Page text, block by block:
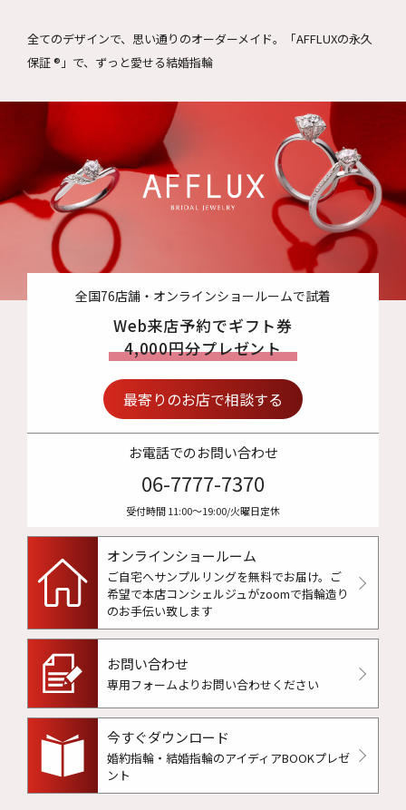
全てのデザインで、思い通りのオーダーメイド。
「AFFLUXの永久
保証 ®」で、ずっと愛せる結婚指輪
全国76店舗・オンラインショールームで試着
Web来店予約でギフト券
4,000円分プレゼント
最寄りのお店で相談する
お電話でのお問い合わせ
06-7777-7370
受付時間 11:00〜19:00/火曜日定休
オンラインショールーム
ご自宅へサンプルリングを無料でお届け。 ご
希望で本店コンシェルジュがzoomで指輪造り
のお手伝い致します
お問い合わせ
専用フォームよりお問い合わせください
今すぐダウンロード
婚約指輪・結婚指輪のアイディアBOOKプレゼ
ント